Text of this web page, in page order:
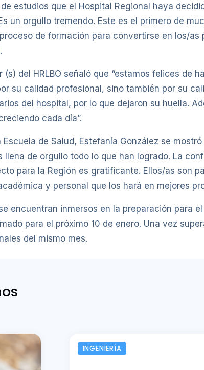
estudios que el Hospital Regional haya
un orgullo tremendo. Este es el primero de
de formación para convertirse en los/as
del HRLBO señaló que “estamos felices de
su calidad profesional, sino también por su
del hospital, por lo que dejaron su huella.
cada día”.
de Salud, Estefanía González se
llena de orgullo todo lo que han logrado. La
para la Región es gratificante. Ellos/as son
y personal que los hará en mejores
encuentran inmersos en la preparación para
para el próximo 10 de enero. Una vez
del mismo mes.
INGENIERÍA